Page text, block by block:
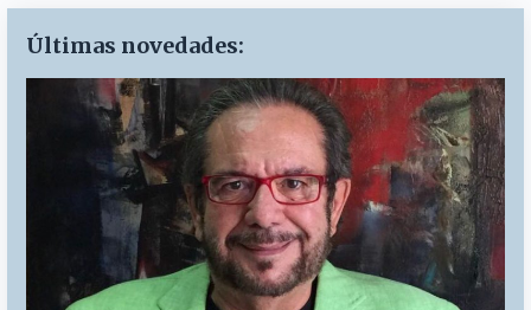
por
Entrada
Últimas novedades: